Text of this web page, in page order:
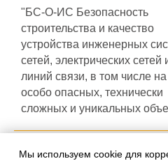
"БС-О-ИС Безопасность
строительства и качество
устройства инженерных
сетей, электрических сетей
линий связи, в том числе на
особо опасных, технически
сложных и уникальных
"БС-О-ДС Безопасность
Мы используем cookie для